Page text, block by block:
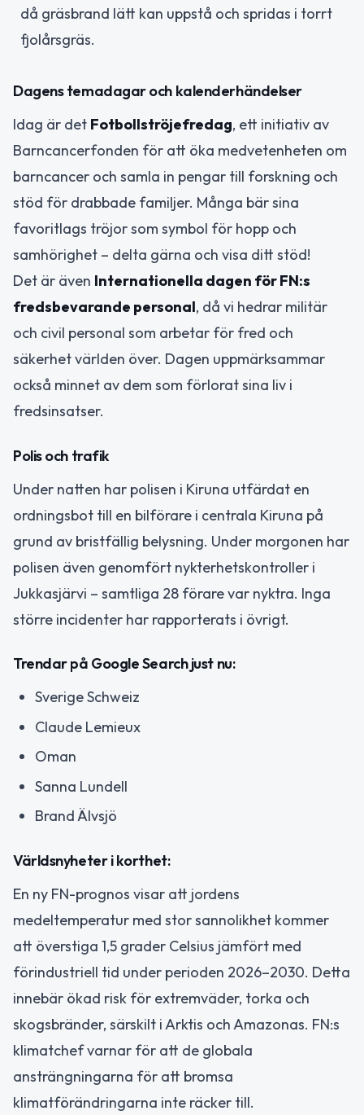
då gräsbrand lätt kan uppstå och spridas i torrt
fjolårsgräs.
Dagens temadagar och kalenderhändelser
Idag är det Fotbollströjefredag, ett initiativ av
Barncancerfonden för att öka medvetenheten om
barncancer och samla in pengar till forskning och
stöd för drabbade familjer. Många bär sina
favoritlags tröjor som symbol för hopp och
samhörighet – delta gärna och visa ditt stöd!
Det är även Internationella dagen för FN:s
fredsbevarande personal, då vi hedrar militär
och civil personal som arbetar för fred och
säkerhet världen över. Dagen uppmärksammar
också minnet av dem som förlorat sina liv i
fredsinsatser.
Polis och trafik
Under natten har polisen i Kiruna utfärdat en
ordningsbot till en bilförare i centrala Kiruna på
grund av bristfällig belysning. Under morgonen har
polisen även genomfört nykterhetskontroller i
Jukkasjärvi – samtliga 28 förare var nyktra. Inga
större incidenter har rapporterats i övrigt.
Trendar på Google Search just nu:
Sverige Schweiz
Claude Lemieux
Oman
Sanna Lundell
Brand Älvsjö
Världsnyheter i korthet:
En ny FN-prognos visar att jordens
medeltemperatur med stor sannolikhet kommer
att överstiga 1,5 grader Celsius jämfört med
förindustriell tid under perioden 2026–2030. Detta
innebär ökad risk för extremväder, torka och
skogsbränder, särskilt i Arktis och Amazonas. FN:s
klimatchef varnar för att de globala
ansträngningarna för att bromsa
klimatförändringarna inte räcker till.